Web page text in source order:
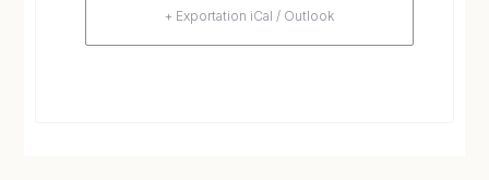
+ Exportation iCal / Outlook